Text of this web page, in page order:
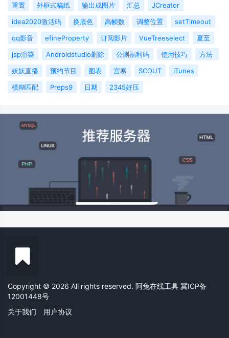
重置 外框式稿纸 输出成图片 汇总
JCreator
idea2020激活码
换底色 高帧数 调整位置
setTimeout
qq影音
efineProperty 订阅影片 VueTreeselect
夏至
jsp渲染
Androidstudio删除 公测福利码 使用技巧
方法
妖妖直播
预约节目 图表 宫寒 SCOUT
iTunes
模糊匹配
Preps9 日期 2345好压
Copyright © 2026 All rights reserved. 阿兔在线工具 冀ICP备
12001448号
关于我们
用户协议